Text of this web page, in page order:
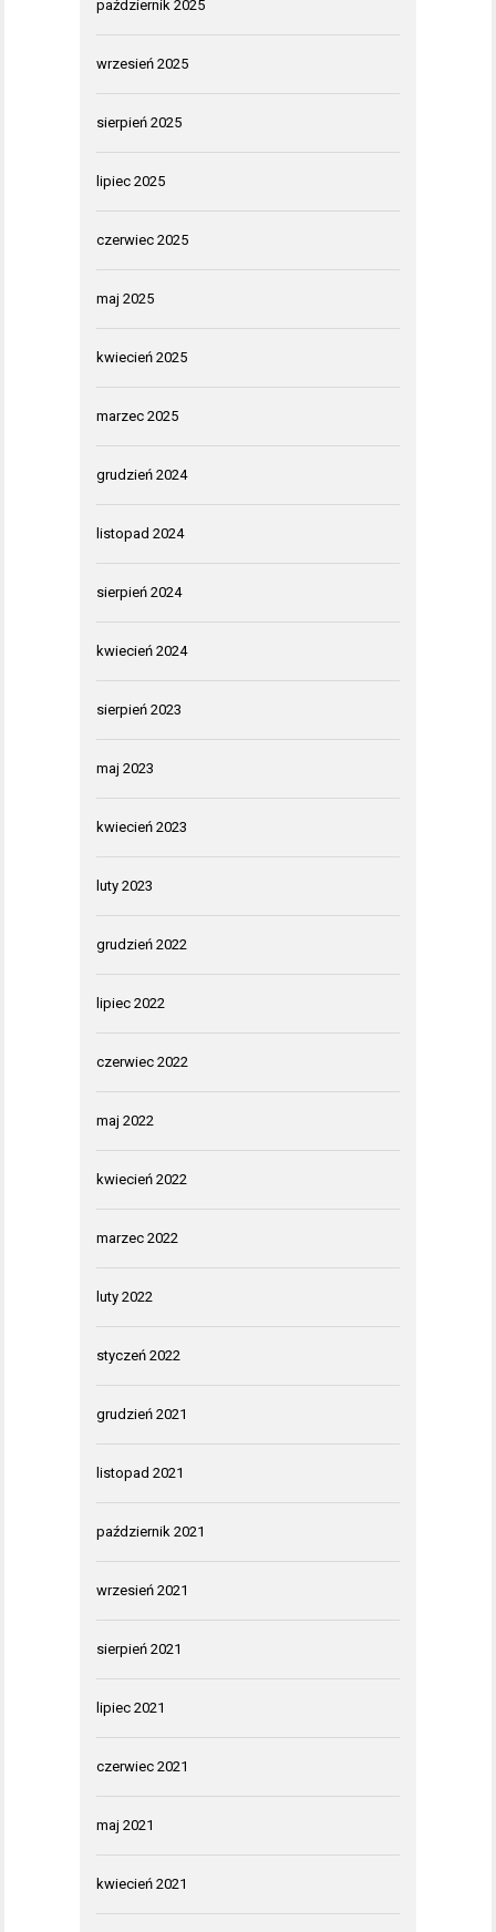
październik 2025
wrzesień 2025
sierpień 2025
lipiec 2025
czerwiec 2025
maj 2025
kwiecień 2025
marzec 2025
grudzień 2024
listopad 2024
sierpień 2024
kwiecień 2024
sierpień 2023
maj 2023
kwiecień 2023
luty 2023
grudzień 2022
lipiec 2022
czerwiec 2022
maj 2022
kwiecień 2022
marzec 2022
luty 2022
styczeń 2022
grudzień 2021
listopad 2021
październik 2021
wrzesień 2021
sierpień 2021
lipiec 2021
czerwiec 2021
maj 2021
kwiecień 2021